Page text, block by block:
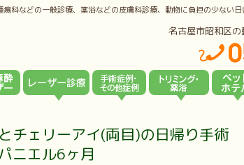
科などの一般診療、薬浴などの皮膚科診療、動物に負担の少ない
名古屋市昭和区の
チェリーアイ(両目)の日帰り手術
ニエル6ヶ月